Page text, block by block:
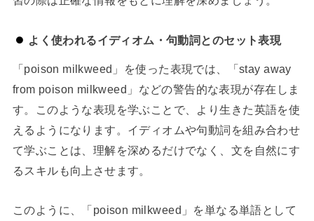
よく使われるイディオム・句動詞とのセット表現
「poison milkweed」を使った表現では、「stay away
from poison milkweed」などの警告的な表現が存在しま
す。このような表現を学ぶことで、より生きた英語を使
えるようになります。イディオムや句動詞を組み合わせ
て学ぶことは、理解を深めるだけでなく、文を自然にす
るスキルも向上させます。
このように、「poison milkweed」を単なる単語として